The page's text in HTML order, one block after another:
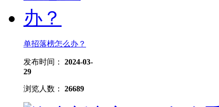
单招落榜怎么办？
发布时间： 2024-03-
29
浏览人数： 26689